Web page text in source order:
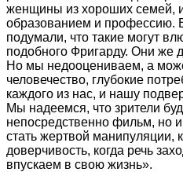
женщины из хороших семей,
образованием и профессию.
подумали, что такие могут
подобного Фригарду. Они же
Но мы недооцениваем, а
человечество, глубокие
каждого из нас, и нашу
Мы надеемся, что зрители
непосредственно фильм, но
стать жертвой манипуляции,
доверчивость, когда речь
впускаем в свою жизнь».